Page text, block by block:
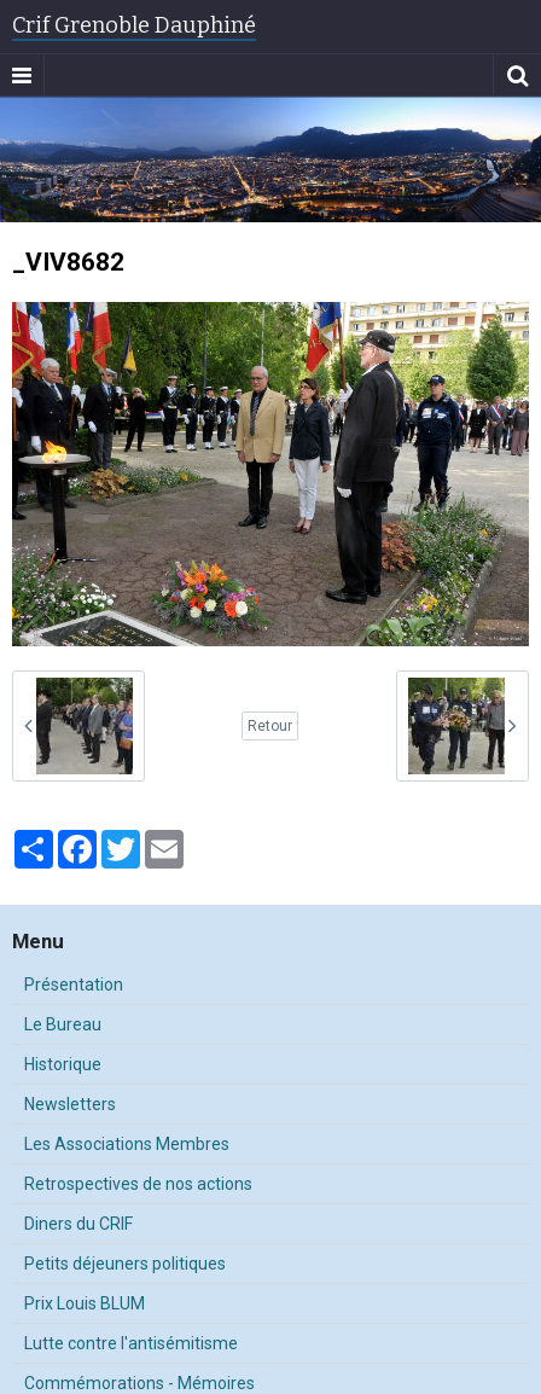
Crif Grenoble Dauphiné
_VIV8682
Retour
PartagerFacebook
Twitter
Menu
Présentation
Le Bureau
Historique
Newsletters
Les Associations Membres
Retrospectives de nos actions
Diners du CRIF
Petits déjeuners politiques
Prix Louis BLUM
Lutte contre l'antisémitisme
Commémorations - Mémoires